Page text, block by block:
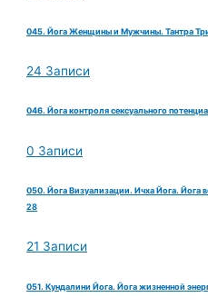
045. Йога Женщины и Мужчины. Тантра
24 Записи
046. Йога контроля сексуального
0 Записи
050. Йога Визуализации. Ичха Йога. Йога
28
21 Записи
051. Кундалини Йога. Йога жизненной